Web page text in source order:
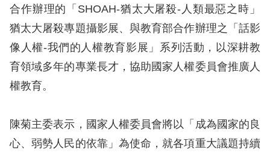
擇
語
言
兒少版
回
首
合作辦理的「SHOAH-猶太大屠殺-人類最惡之時」
猶太大屠殺專題攝影展、與教育部合作辦理之「話影
像人權-我們的人權教育影展」系列活動，以深耕教
育領域多年的專業長才，協助國家人權委員會推廣人
權教育。
陳菊主委表示，國家人權委員會將以「成為國家的良
心、弱勢人民的依靠」為使命，就各項重大議題持續